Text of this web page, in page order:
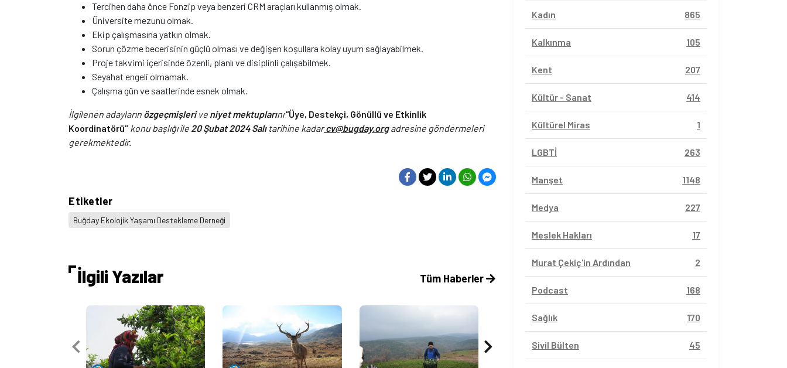
Tercihen daha önce Fonzip veya benzeri CRM araçları kullanmış olmak.
Üniversite mezunu olmak.
Ekip çalışmasına yatkın olmak.
Sorun çözme becerisinin güçlü olması ve değişen koşullara kolay uyum sağlayabilmek.
Proje takvimi içerisinde özenli, planlı ve disiplinli çalışabilmek.
Seyahat engeli olmamak.
Çalışma gün ve saatlerinde esnek olmak.
İlgilenen adayların özgeçmişlerive niyet mektuplarını“Üye, Destekçi, Gönüllü ve Etkinlik
Koordinatörü’’ konu başlığı ile 20 Şubat 2024 Salı tarihine kadarcv@bugday.orgadresine göndermeleri
gerekmektedir.
Etiketler
Buğday Ekolojik Yaşamı Destekleme Derneği
İlgili Yazılar Tüm Haberler
Kadın 865
Kalkınma 105
Kent 207
Kültür - Sanat 414
Kültürel Miras 1
LGBTİ 263
Manşet 1148
Medya 227
Meslek Hakları 17
Murat Çekiç'in Ardından 2
Podcast 168
Sağlık 170
Sivil Bülten 45